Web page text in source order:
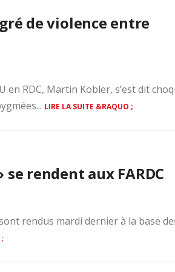
de violence entre
en RDC, Martin Kobler, s’est dit
LIRE LA SUITE &RAQUO ;
rendent aux FARDC
rendus mardi dernier à la base